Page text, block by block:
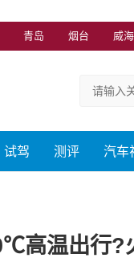
青岛 烟台 威海
试驾 测评 汽车
高温出行?